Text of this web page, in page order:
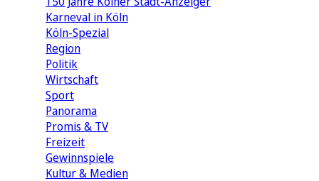
Karneval in Köln
Köln-Spezial
Region
Politik
Wirtschaft
Sport
Panorama
Promis & TV
Freizeit
Gewinnspiele
Kultur & Medien